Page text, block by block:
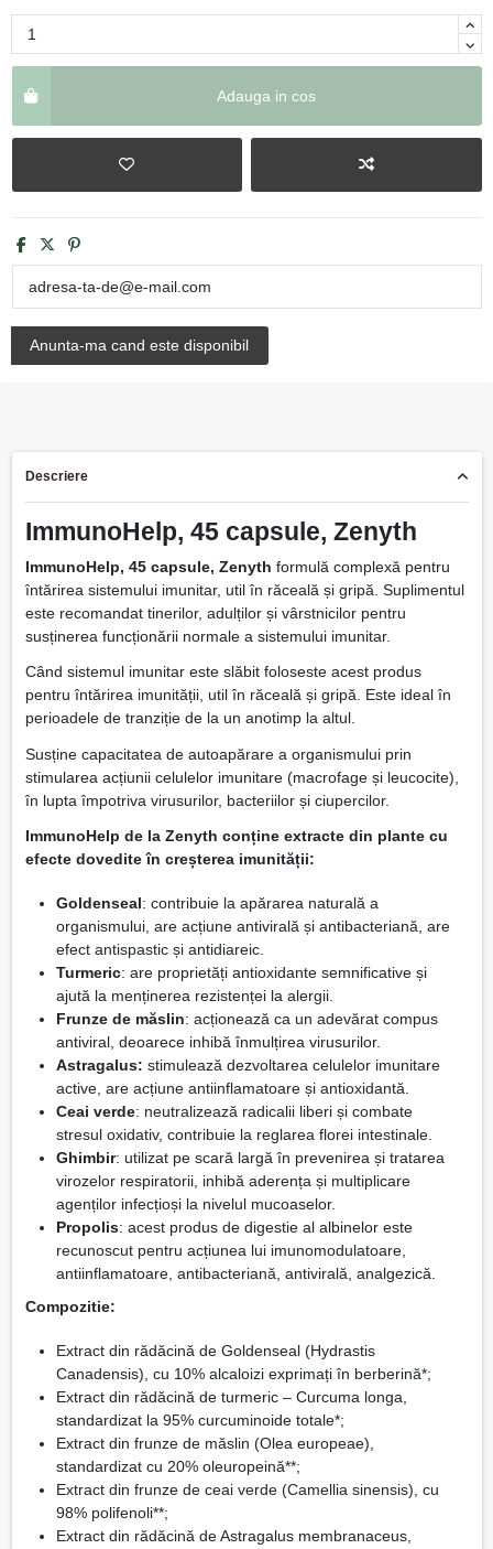
Adauga in cos
Descriere
ImmunoHelp, 45 capsule, Zenyth
ImmunoHelp, 45 capsule, Zenyth formulă complexă pentru
întărirea sistemului imunitar, util în răceală și gripă. Suplimentul
este recomandat tinerilor, adulților și vârstnicilor pentru
susținerea funcționării normale a sistemului imunitar.
Când sistemul imunitar este slăbit foloseste acest produs
pentru întărirea imunității, util în răceală și gripă. Este ideal în
perioadele de tranziție de la un anotimp la altul.
Susține capacitatea de autoapărare a organismului prin
stimularea acțiunii celulelor imunitare (macrofage și leucocite),
în lupta împotriva virusurilor, bacteriilor și ciupercilor.
ImmunoHelp de la Zenyth conține extracte din plante cu
efecte dovedite în creșterea imunității:
Goldenseal: contribuie la apărarea naturală a
organismului, are acțiune antivirală și antibacteriană, are
efect antispastic și antidiareic.
Turmeric: are proprietăți antioxidante semnificative și
ajută la menținerea rezistenței la alergii.
Frunze de măslin: acționează ca un adevărat compus
antiviral, deoarece inhibă înmulțirea virusurilor.
Astragalus: stimulează dezvoltarea celulelor imunitare
active, are acțiune antiinflamatoare și antioxidantă.
Ceai verde: neutralizează radicalii liberi și combate
stresul oxidativ, contribuie la reglarea florei intestinale.
Ghimbir: utilizat pe scară largă în prevenirea și tratarea
virozelor respiratorii, inhibă aderența și multiplicare
agenților infecțioși la nivelul mucoaselor.
Propolis: acest produs de digestie al albinelor este
recunoscut pentru acțiunea lui imunomodulatoare,
antiinflamatoare, antibacteriană, antivirală, analgezică.
Compozitie:
Extract din rădăcină de Goldenseal (Hydrastis
Canadensis), cu 10% alcaloizi exprimați în berberină*;
Extract din rădăcină de turmeric – Curcuma longa,
standardizat la 95% curcuminoide totale*;
Extract din frunze de măslin (Olea europeae),
standardizat cu 20% oleuropeină**;
Extract din frunze de ceai verde (Camellia sinensis), cu
98% polifenoli**;
Extract din rădăcină de Astragalus membranaceus,